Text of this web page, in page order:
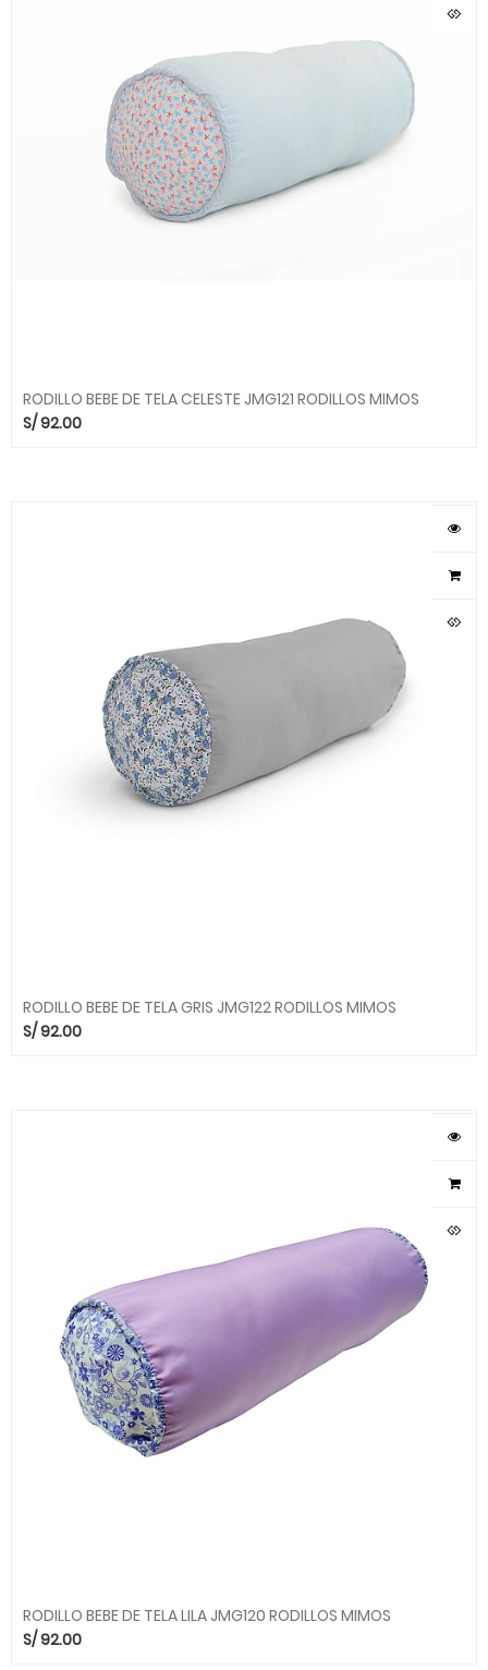
RODILLO BEBE DE TELA CELESTE JMG121 RODILLOS MIMOS
S/92.00
RODILLO BEBE DE TELA GRIS JMG122 RODILLOS MIMOS
S/92.00
RODILLO BEBE DE TELA LILA JMG120 RODILLOS MIMOS
S/92.00